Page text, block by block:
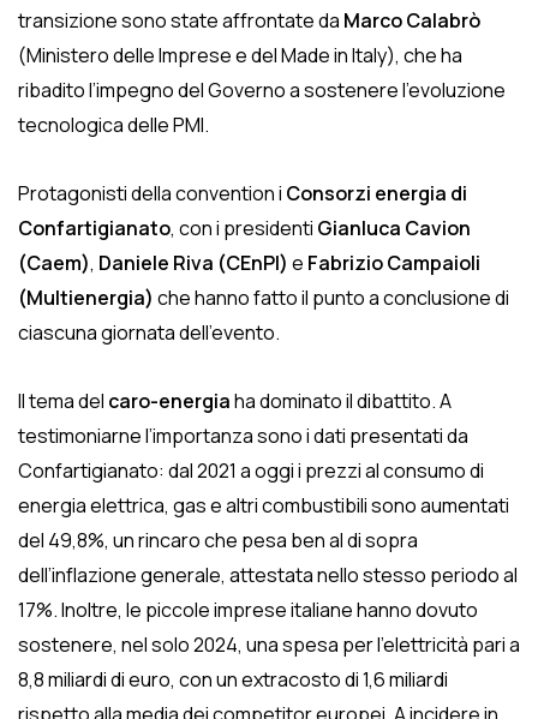
transizione sono state affrontate da Marco Calabrò
(Ministero delle Imprese e del Made in Italy), che ha
ribadito l’impegno del Governo a sostenere l’evoluzione
tecnologica delle PMI.
Protagonisti della convention i Consorzi energia di
Confartigianato, con i presidenti Gianluca Cavion
(Caem), Daniele Riva (CEnPI) e Fabrizio Campaioli
(Multienergia) che hanno fatto il punto a conclusione di
ciascuna giornata dell’evento.
Il tema del caro-energiaha dominato il dibattito. A
testimoniarne l’importanza sono i dati presentati da
Confartigianato: dal 2021 a oggi i prezzi al consumo di
energia elettrica, gas e altri combustibili sono aumentati
del 49,8%, un rincaro che pesa ben al di sopra
dell’inflazione generale, attestata nello stesso periodo al
17%. Inoltre, le piccole imprese italiane hanno dovuto
sostenere, nel solo 2024, una spesa per l’elettricità pari a
8,8 miliardi di euro, con un extracosto di 1,6 miliardi